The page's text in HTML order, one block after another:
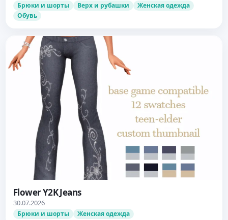
Брюки и шорты Верх и рубашки
Женская одежда
Обувь
Flower Y2K Jeans
30.07.2026
Брюки и шорты Женская одежда